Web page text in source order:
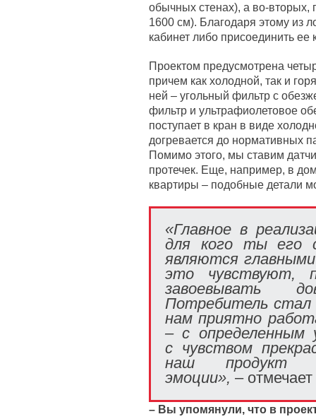
обычных стенах), а во-вторых,
1600 см). Благодаря этому из
кабинет либо присоединить ее
Проектом предусмотрена
причем как холодной, так и
ней – угольный фильтр с
фильтр и ультрафиолетовое
поступает в кран в виде
догревается до нормативных
Помимо этого, мы ставим
протечек. Еще, например, в
квартиры – подобные детали
«Главное в
для кого ты его
являются
это чувствуют,
завоевывать
Потребитель стал
нам приятно
– с определенным
с чувством
наш продукт
эмоции», –
– Вы упомянули, что в